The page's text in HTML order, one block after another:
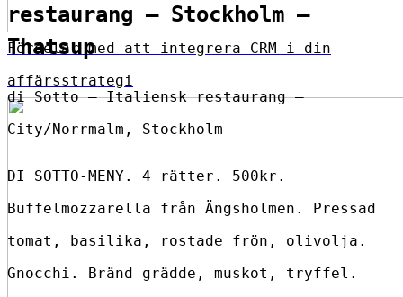
Fördelar med att integrera CRM i din
affärsstrategi
restaurang – Stockholm –
Thatsup
di Sotto – Italiensk restaurang –
City/Norrmalm, Stockholm
DI SOTTO-MENY. 4 rätter. 500kr.
Buffelmozzarella från Ängsholmen. Pressad
tomat, basilika, rostade frön, olivolja.
Gnocchi. Bränd grädde, muskot, tryffel.